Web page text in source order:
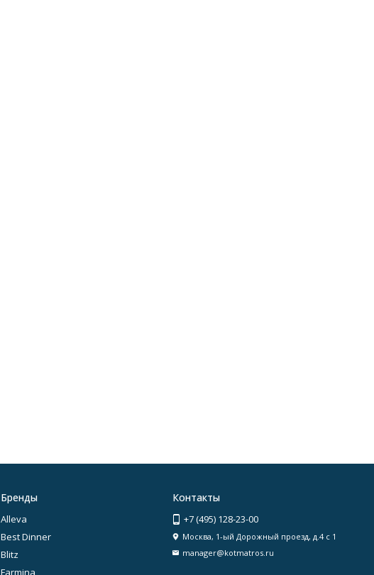
Бренды
Alleva
Best Dinner
Blitz
Farmina
Контакты
+7 (495) 128-23-00
Москва, 1-ый Дорожный проезд, д.4 с 1
manager@kotmatros.ru